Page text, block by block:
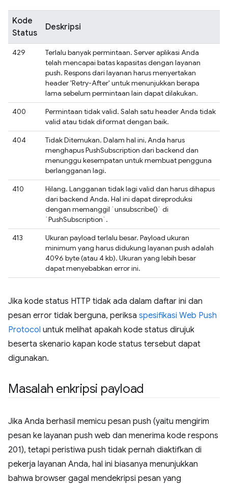
Kode
Status
Deskripsi
429
Terlalu banyak permintaan. Server aplikasi Anda
telah mencapai batas kapasitas dengan layanan
push. Respons dari layanan harus menyertakan
header 'Retry-After' untuk menunjukkan berapa
lama sebelum permintaan lain dapat dilakukan.
400
Permintaan tidak valid. Salah satu header Anda tidak
valid atau tidak diformat dengan baik.
404
Tidak Ditemukan. Dalam hal ini, Anda harus
menghapus PushSubscription dari backend dan
menunggu kesempatan untuk membuat pengguna
berlangganan lagi.
410
Hilang. Langganan tidak lagi valid dan harus dihapus
dari backend Anda. Hal ini dapat direproduksi
dengan memanggil `unsubscribe()` di
`PushSubscription`.
413
Ukuran payload terlalu besar. Payload ukuran
minimum yang harus didukung layanan push adalah
4096 byte (atau 4 kb). Ukuran yang lebih besar
dapat menyebabkan error ini.
Jika kode status HTTP tidak ada dalam daftar ini dan
pesan error tidak berguna, periksa spesifikasi Web Push
Protocol untuk melihat apakah kode status dirujuk
beserta skenario kapan kode status tersebut dapat
digunakan.
Masalah enkripsi payload
Jika Anda berhasil memicu pesan push (yaitu mengirim
pesan ke layanan push web dan menerima kode respons
201), tetapi peristiwa push tidak pernah diaktifkan di
pekerja layanan Anda, hal ini biasanya menunjukkan
bahwa browser gagal mendekripsi pesan yang